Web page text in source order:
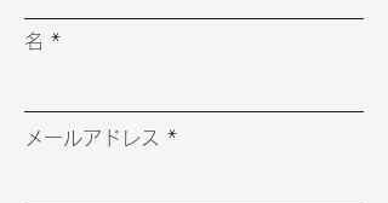
名
メールアドレス